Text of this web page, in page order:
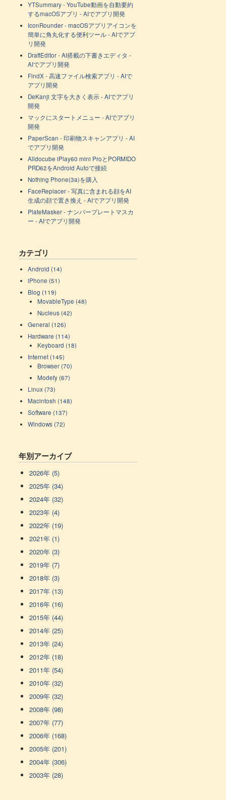
YTSummary - YouTube動画を自動要約
するmacOSアプリ - AIでアプリ開発
IconRounder - macOSアプリアイコンを
簡単に角丸化する便利ツール - AIでアプ
リ開発
DraftEditor - AI搭載の下書きエディタ -
AIでアプリ開発
FindX - 高速ファイル検索アプリ - AIで
アプリ開発
DeKanji 文字を大きく表示 - AIでアプリ
開発
マックにスタートメニュー - AIでアプリ
開発
PaperScan - 印刷物スキャンアプリ - AI
でアプリ開発
Alldocube iPlay60 mini ProとPORMIDO
PRD62をAndroid Autoで接続
Nothing Phone(3a)を購入
FaceReplacer - 写真に含まれる顔をAI
生成の顔で置き換え - AIでアプリ開発
PlateMasker - ナンバープレートマスカ
ー - AIでアプリ開発
カテゴリ
Android (14)
iPhone (51)
Blog (119)
MovableType (48)
Nucleus (42)
General (126)
Hardware (114)
Keyboard (18)
Internet (145)
Browser (70)
Modefy (67)
Linux (73)
Macintosh (148)
Software (137)
Windows (72)
年別アーカイブ
2026年 (5)
2025年 (34)
2024年 (32)
2023年 (4)
2022年 (19)
2021年 (1)
2020年 (3)
2019年 (7)
2018年 (3)
2017年 (13)
2016年 (16)
2015年 (44)
2014年 (25)
2013年 (24)
2012年 (18)
2011年 (54)
2010年 (32)
2009年 (32)
2008年 (98)
2007年 (77)
2006年 (168)
2005年 (201)
2004年 (306)
2003年 (28)